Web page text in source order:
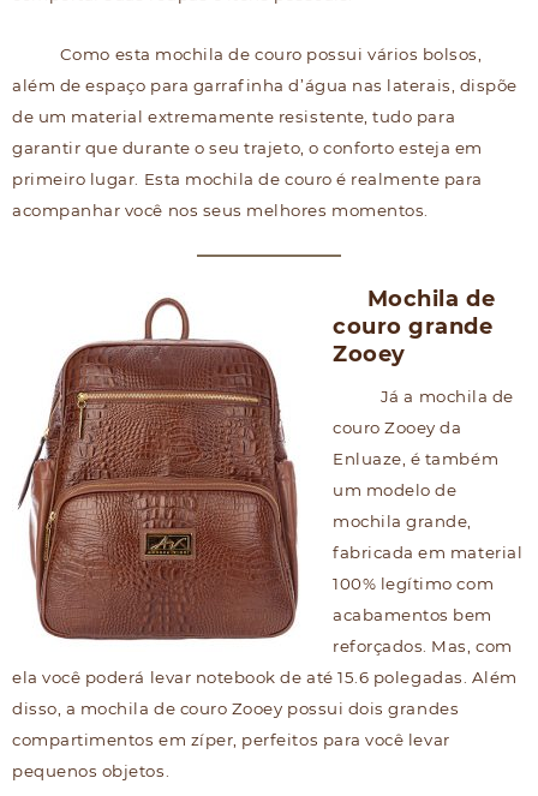
Como esta mochila de couro possui vários bolsos,
além de espaço para garrafinha d’água nas laterais, dispõe
de um material extremamente resistente, tudo para
garantir que durante o seu trajeto, o conforto esteja em
primeiro lugar. Esta mochila de couro é realmente para
acompanhar você nos seus melhores momentos.
Mochila de
couro grande
Zooey
Já a mochila de
couro Zooey da
Enluaze, é também
um modelo de
mochila grande,
fabricada em material
100% legítimo com
acabamentos bem
reforçados. Mas, com
ela você poderá levar notebook de até 15.6 polegadas. Além
disso, a mochila de couro Zooey possui dois grandes
compartimentos em zíper, perfeitos para você levar
pequenos objetos.